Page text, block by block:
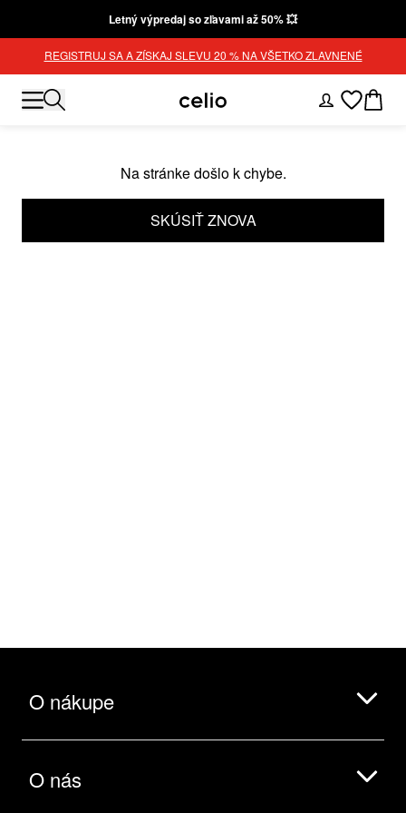
Letný výpredaj so zľavami až 50% 💥
REGISTRUJ SA A ZÍSKAJ SLEVU 20 % NA VŠETKO ZLAVNENÉ
Na stránke došlo k chybe.
SKÚSIŤ ZNOVA
O nákupe
O nás